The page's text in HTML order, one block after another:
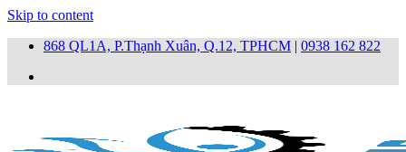
Skip to content
868 QL1A, P.Thạnh Xuân, Q.12, TPHCM | 0938 162 822